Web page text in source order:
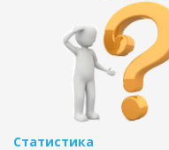
Статистика